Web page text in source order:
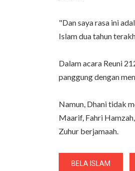
"Dan saya rasa ini
Islam dua tahun
Dalam acara Reuni
panggung dengan
Namun, Dhani tidak
Maarif, Fahri
Zuhur berjamaah.
BELA ISLAM